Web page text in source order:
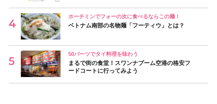
ホーチミンでフォーの次に食べるならこの麺！
ベトナム南部の名物麺「フーティウ」とは？
50バーツでタイ料理を味わう
まるで街の食堂！スワンナプーム空港の格安フ
ードコートに行ってみよう